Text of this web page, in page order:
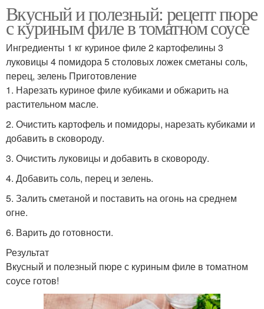
Вкусный и полезный: рецепт пюре
с куриным филе в томатном соусе
Ингредиенты 1 кг куриное филе 2 картофелины 3
луковицы 4 помидора 5 столовых ложек сметаны соль,
перец, зелень Приготовление
1. Нарезать куриное филе кубиками и обжарить на
растительном масле.
2. Очистить картофель и помидоры, нарезать кубиками и
добавить в сковороду.
3. Очистить луковицы и добавить в сковороду.
4. Добавить соль, перец и зелень.
5. Залить сметаной и поставить на огонь на среднем
огне.
6. Варить до готовности.
Результат
Вкусный и полезный пюре с куриным филе в томатном
соусе готов!